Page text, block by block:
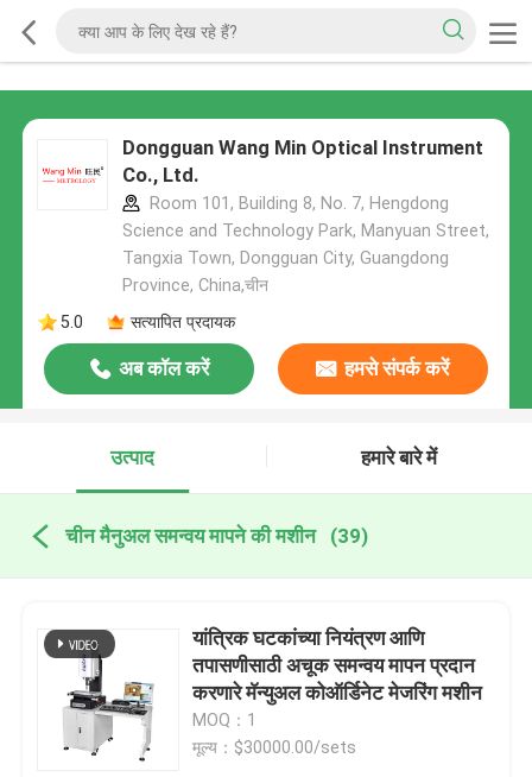
Dongguan Wang Min Optical Instrument
Co., Ltd.
Room 101, Building 8, No. 7, Hengdong
Science and Technology Park, Manyuan Street,
Tangxia Town, Dongguan City, Guangdong
Province, China,चीन
5.0
सत्यापित प्रदायक
अब कॉल करें हमसे संपर्क करें
उत्पाद हमारे बारे में
चीन मैनुअल समन्वय मापने की मशीन (39)
यांत्रिक घटकांच्या नियंत्रण आणि
तपासणीसाठी अचूक समन्वय मापन प्रदान
करणारे मॅन्युअल कोऑर्डिनेट मेजरिंग मशीन
MOQ：1
मूल्य：$30000.00/sets